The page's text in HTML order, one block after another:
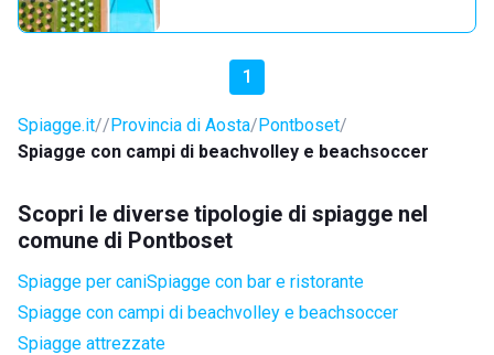
1
Spiagge.it Provincia di Aosta Pontboset
Spiagge con campi di beachvolley e beachsoccer
Scopri le diverse tipologie di spiagge nel
comune di Pontboset
Spiagge per caniSpiagge con bar e ristorante
Spiagge con campi di beachvolley e beachsoccer
Spiagge attrezzate